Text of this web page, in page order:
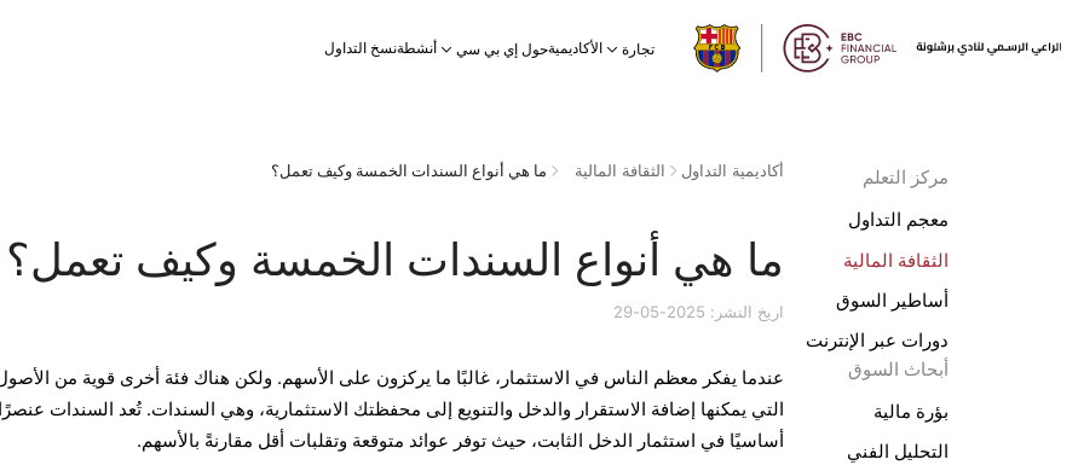
تجارة الأكاديميةحول إي بي سي أنشطةنسخ التداول
مركز التعلم
معجم التداول
الثقافة المالية
أساطير السوق
دورات عبر الإنترنت
أبحاث السوق
بؤرة مالية
التحليل الفني
أكاديمية التداول الثقافة المالية ما هي أنواع السندات الخمسة وكيف تعمل؟
ما هي أنواع السندات الخمسة وكيف تعمل؟
اريخ النشر: 2025-05-29
عندما يفكر معظم الناس في الاستثمار، غالبًا ما يركزون على الأسهم. ولكن هناك فئة أخرى قوية من
التي يمكنها إضافة الاستقرار والدخل والتنويع إلى محفظتك الاستثمارية، وهي السندات. تُعد السندات
أساسيًا في استثمار الدخل الثابت، حيث توفر عوائد متوقعة وتقلبات أقل مقارنةً بالأسهم.